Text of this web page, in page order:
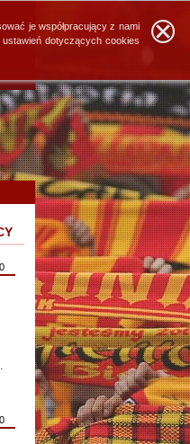
je współpracujący z nami
dotyczących cookies